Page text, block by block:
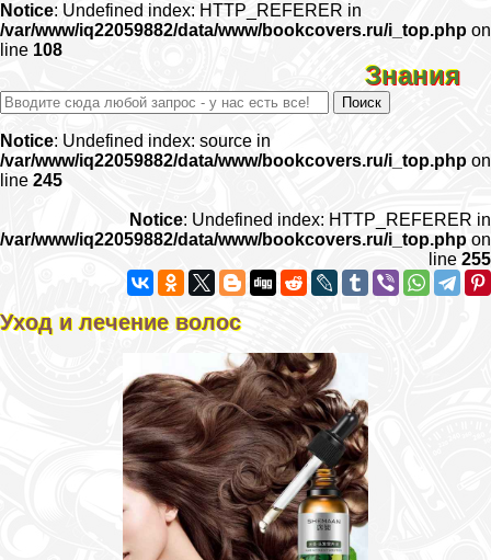
Notice: Undefined index: HTTP_REFERER in
/var/www/iq22059882/data/www/bookcovers.ru/i_top.php on
line 108
Знания
Notice: Undefined index: source in
/var/www/iq22059882/data/www/bookcovers.ru/i_top.php on
line 245
Notice: Undefined index: HTTP_REFERER in
/var/www/iq22059882/data/www/bookcovers.ru/i_top.php on
line 255
Уход и лечение волос